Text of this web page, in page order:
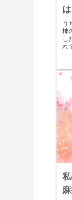
は
う
柿
し
れ